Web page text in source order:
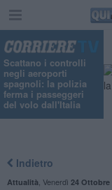
Scattano i controlli
negli aeroporti
spagnoli: la polizia
ferma i passeggeri
del volo dall'Italia
Indietro
Attualità Venerdì 24 Ottobre